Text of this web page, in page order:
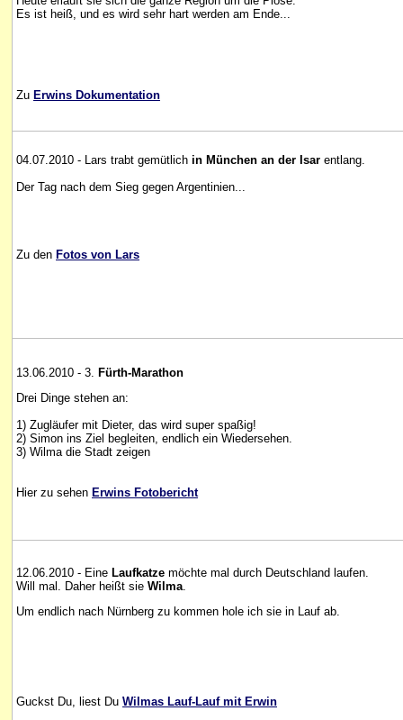
Es ist heiß, und es wird sehr hart werden am Ende...
Zu Erwins Dokumentation
04.07.2010 - Lars trabt gemütlich in München an der Isar entlang.
Der Tag nach dem Sieg gegen Argentinien...
Zu den Fotos von Lars
13.06.2010 - 3. Fürth-Marathon
Drei Dinge stehen an:
1) Zugläufer mit Dieter, das wird super spaßig!
2) Simon ins Ziel begleiten, endlich ein Wiedersehen.
3) Wilma die Stadt zeigen
Hier zu sehen Erwins Fotobericht
12.06.2010 - Eine Laufkatze möchte mal durch Deutschland laufen.
Will mal. Daher heißt sie Wilma.
Um endlich nach Nürnberg zu kommen hole ich sie in Lauf ab.
Guckst Du, liest Du Wilmas Lauf-Lauf mit Erwin